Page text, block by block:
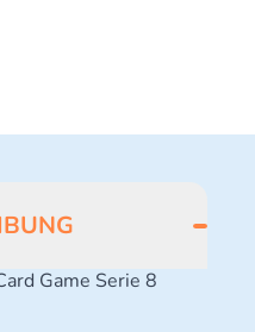
Game Serie 8